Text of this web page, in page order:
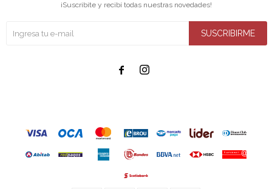
¡Suscribite y recibí todas nuestras novedades!
SUSCRIBIRME
 